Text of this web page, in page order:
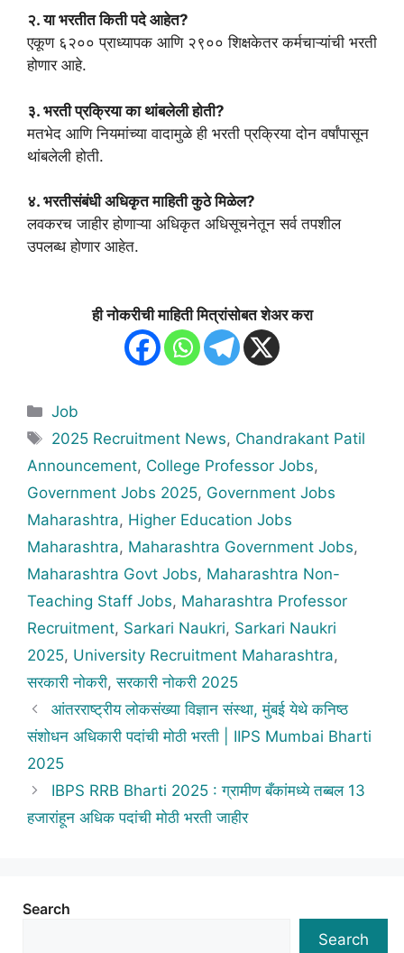
२. या भरतीत किती पदे आहेत?
एकूण ६२०० प्राध्यापक आणि २९०० शिक्षकेतर कर्मचाऱ्यांची भरती
होणार आहे.
३. भरती प्रक्रिया का थांबलेली होती?
मतभेद आणि नियमांच्या वादामुळे ही भरती प्रक्रिया दोन वर्षांपासून
थांबलेली होती.
४. भरतीसंबंधी अधिकृत माहिती कुठे मिळेल?
लवकरच जाहीर होणाऱ्या अधिकृत अधिसूचनेतून सर्व तपशील
उपलब्ध होणार आहेत.
ही नोकरीची माहिती मित्रांसोबत शेअर करा
Categories
Job
Tags
2025 Recruitment News, Chandrakant Patil
Announcement, College Professor Jobs,
Government Jobs 2025, Government Jobs
Maharashtra, Higher Education Jobs
Maharashtra, Maharashtra Government Jobs,
Maharashtra Govt Jobs, Maharashtra Non-
Teaching Staff Jobs, Maharashtra Professor
Recruitment, Sarkari Naukri, Sarkari Naukri
2025, University Recruitment Maharashtra,
सरकारी नोकरी,सरकारी नोकरी 2025
आंतरराष्ट्रीय लोकसंख्या विज्ञान संस्था, मुंबई येथे कनिष्ठ
संशोधन अधिकारी पदांची मोठी भरती | IIPS Mumbai Bharti
2025
IBPS RRB Bharti 2025 : ग्रामीण बँकांमध्ये तब्बल 13
हजारांहून अधिक पदांची मोठी भरती जाहीर
Search
Search